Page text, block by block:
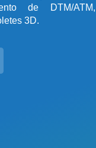
de DTM/ATM,
3D.